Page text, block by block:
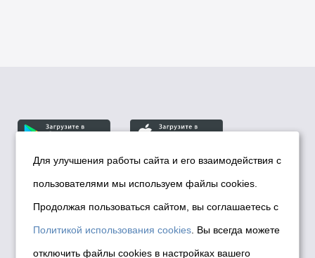
© Департамент информационной политики мэрии
города Новосибирска, 2026
Политика использования Cookies
Политика по обработке персональных
Для улучшения работы сайта и его взаимодействия с
пользователями мы используем файлы cookies.
Продолжая пользоваться сайтом, вы соглашаетесь с
Политикой использования cookies . Вы всегда можете
отключить файлы cookies в настройках вашего